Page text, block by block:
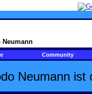
Community